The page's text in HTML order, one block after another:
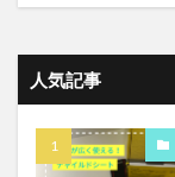
人気記事